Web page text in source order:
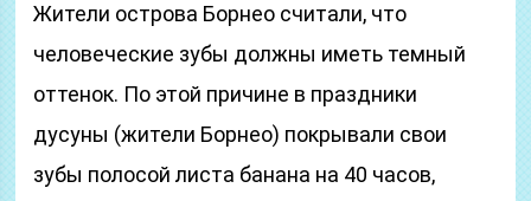
Жители острова Борнео считали, что
человеческие зубы должны иметь темный
оттенок. По этой причине в праздники
дусуны (жители Борнео) покрывали свои
зубы полосой листа банана на 40 часов,